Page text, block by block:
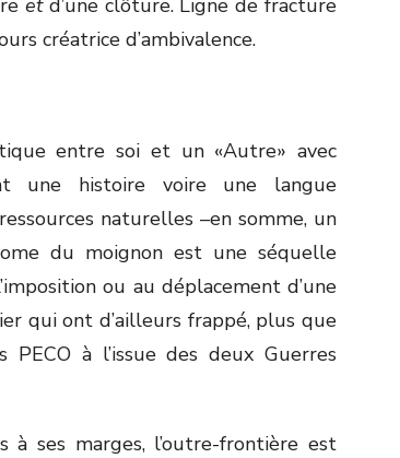
créatrice d’ambivalence.
entre soi et un «Autre» avec
une histoire voire une langue
naturelles –en somme, un
du moignon est une séquelle
ou au déplacement d’une
qui ont d’ailleurs frappé, plus que
à l’issue des deux Guerres
ses marges, l’outre-frontière est